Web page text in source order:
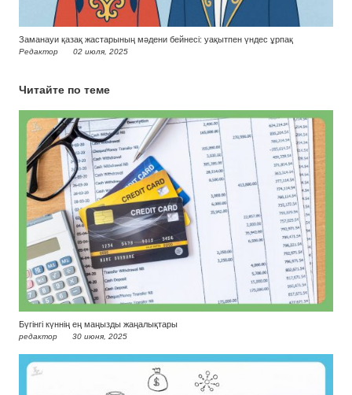
Заманауи қазақ жастарының мәдени бейнесі: уақытпен үндес ұрпақ
Редактор 02 июля, 2025
Читайте по теме
Бүгінгі күннің ең маңызды жаңалықтары
редактор 30 июня, 2025